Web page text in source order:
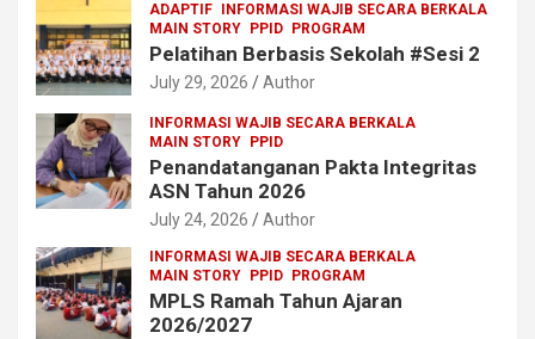
ADAPTIF
INFORMASI WAJIB SECARA BERKALA
MAIN STORY
PPID PROGRAM
Pelatihan Berbasis Sekolah #Sesi 2
July 29, 2026 Author
INFORMASI WAJIB SECARA BERKALA
MAIN STORY
PPID
Penandatanganan Pakta Integritas
ASN Tahun 2026
July 24, 2026 Author
INFORMASI WAJIB SECARA BERKALA
MAIN STORY
PPID PROGRAM
MPLS Ramah Tahun Ajaran
2026/2027